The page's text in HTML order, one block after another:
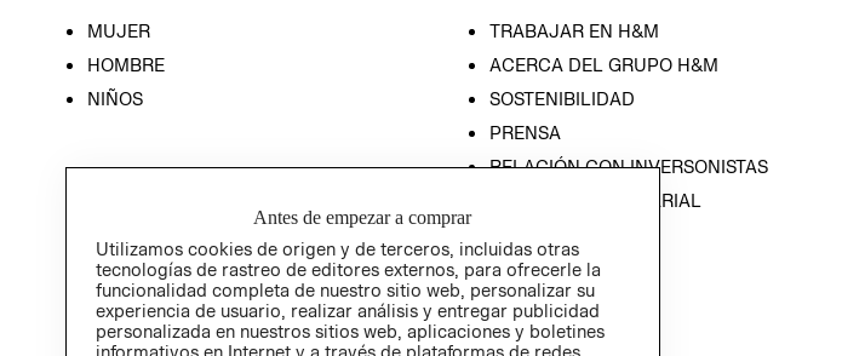
MUJER
HOMBRE
NIÑOS
TRABAJAR EN H&M
ACERCA DEL GRUPO H&M
SOSTENIBILIDAD
PRENSA
RELACIÓN CON INVERSONISTAS
POLÍTICA EMPRESARIAL
Antes de empezar a comprar
Utilizamos cookies de origen y de terceros, incluidas otras
tecnologías de rastreo de editores externos, para ofrecerle la
funcionalidad completa de nuestro sitio web, personalizar su
experiencia de usuario, realizar análisis y entregar publicidad
personalizada en nuestros sitios web, aplicaciones y boletines
informativos en Internet y a través de plataformas de redes